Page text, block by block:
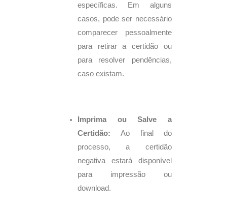
específicas. Em alguns
casos, pode ser necessário
comparecer pessoalmente
para retirar a certidão ou
para resolver pendências,
caso existam.
Imprima ou Salve a
Certidão:Ao final do
processo, a certidão
negativa estará disponível
para impressão ou
download.